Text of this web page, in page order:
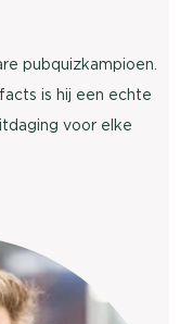
pubquizkampioen.
is hij een echte
voor elke